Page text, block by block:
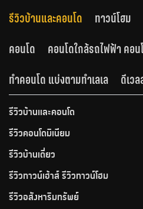
รีวิวบ้านและคอนโด ทาวน์โฮม
คอนโด
คอนโดใกล้รถไฟฟ้า คอ
ทำคอนโด แบ่งตามทำเลเล
ดีเว
รีวิวบ้านและคอนโด
รีวิวคอนโดมิเนียม
รีวิวบ้านเดี่ยว
รีวิวทาวน์เฮ้าส์ รีวิวทาวน์โฮม
รีวิวอสังหาริมทรัพย์